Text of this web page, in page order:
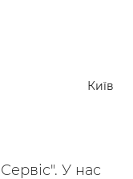
Київ
У нас